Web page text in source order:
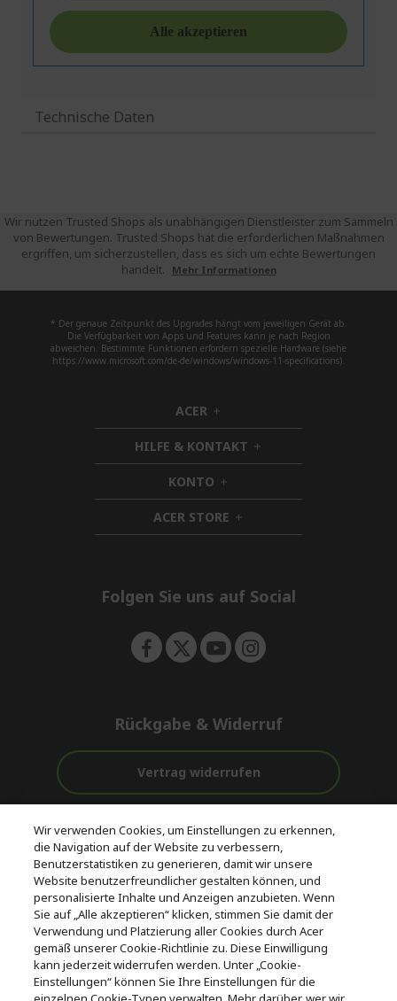
Technische Daten
Wir nutzen Trusted Shops als unabhängigen Dienstleister zum Sammeln
von Bewertungen. Trusted Shops hat die erforderlichen Maßnahmen
ergriffen, um sicherzustellen, dass es sich um echte Bewertungen
handelt.
Mehr Informationen
* Der genaue Zeitpunkt des Upgrades hängt vom jeweiligen Gerät ab.
Die Verfügbarkeit von Apps und Features kann je nach Region
abweichen. Bestimmte Funktionen erfordern spezielle Hardware (siehe
https://www.microsoft.com/de-de/windows/windows-11-specifications).
ACER h
i
d
d
e
n
HILFE & KONTAKT h
i
d
n
KONTO h
i
d
d
ACER STORE h
i
e
Folgen Sie uns auf Social
Rückgabe & Widerruf
Vertrag widerrufen
Kostenloser
Versand
vor und nach
dem Kauf
Zahlung
© 2026 Acer Inc.
CPYou BV ist der autorisierte Wiederverkäufer und Händler der
Produkte und Dienstleistungen, die in diesem Shop angeboten
werden.
Wir verwenden Cookies, um Einstellungen zu erkennen,
die Navigation auf der Website zu verbessern,
Benutzerstatistiken zu generieren, damit wir unsere
Website benutzerfreundlicher gestalten können, und
personalisierte Inhalte und Anzeigen anzubieten. Wenn
Sie auf „Alle akzeptieren“ klicken, stimmen Sie damit der
Verwendung und Platzierung aller Cookies durch Acer
gemäß unserer Cookie-Richtlinie zu. Diese Einwilligung
kann jederzeit widerrufen werden. Unter „Cookie-
Einstellungen“ können Sie Ihre Einstellungen für die